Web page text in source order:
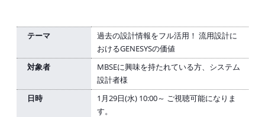
テーマ
過去の設計情報をフル活用！ 流用設計に
おけるGENESYSの価値
対象者
MBSEに興味を持たれている方、システム
設計者様
日時
1月29日(水) 10:00～ ご視聴可能になりま
す。